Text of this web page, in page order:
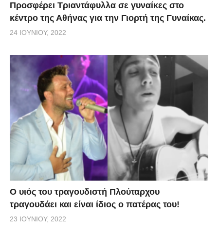
Προσφέρει Τριαντάφυλλα σε γυναίκες στο
κέντρο της Αθήνας για την Γιορτή της Γυναίκας.
24 ΙΟΥΝΊΟΥ, 2022
O υιός του τραγουδιστή Πλούταρχου
τραγουδάει και είναι ίδιος ο πατέρας του!
23 ΙΟΥΝΊΟΥ, 2022